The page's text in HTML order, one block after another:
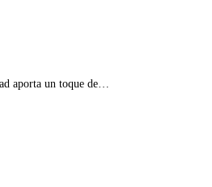
aporta un toque de…